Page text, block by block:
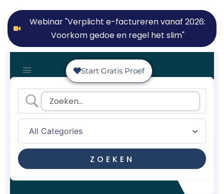
Webinar "Verplicht e-factureren vanaf 2026:
Voorkom gedoe en regel het slim"
Start Gratis Proef